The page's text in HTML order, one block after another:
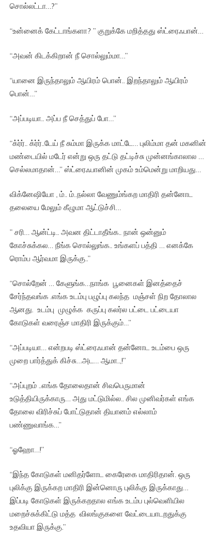
சொல்லட்டா…?”
“உன்னைக் கேட்டாங்களா? ” குறுக்கே மறித்தது ஸ்ட்ரைஃபான்…
“அவன் கிடக்கிறான் நீ சொல்லும்மா…”
“யானை இருந்தாலும் ஆயிரம் பொன்.. இறந்தாலும் ஆயிரம்
பொன்…”
“அப்படியா.. அப்ப நீ செத்துப் போ…”
“க்ர்ர்.. க்ர்ர்..டேய் நீ சும்மா இருக்க மாட்டே… புலிம்மா தன் மகனின்
மண்டையில் மடேர் என்று ஒரு தட்டு தட்டிச்சு முன்னங்காலால …
செல்லமாதான்…” ஸ்ட்ரைஃபானின் முகம் உம்மென்று மாறியது…
விக்னேஷியோ , ம்.. ம்..நல்லா வேணும்ங்கற மாதிரி தன்னோட
தலையை மேலும் கீழுமா ஆட்டுச்சி…
” சரி… ஆன்ட்டி.. அவன திட்டாதீங்க.. நான் ஒன்னும்
கோச்சுக்கல… நீங்க சொல்லுங்க.. உங்களப் பத்தி … எனக்கே
ரொம்ப ஆர்வமா இருக்கு..”
“சொல்றேன் … கேளுங்க…நாங்க பூனைகள் இனத்தைச்
சேர்ந்தவங்க .எங்க உடம்பு பழுப்பு கலந்த மஞ்சள் நிற தோலால
ஆனது. உடம்பு முழுக்க கருப்பு கலர்ல பட்டை பட்டையா
கோடுகள் வரைஞ்ச மாதிரி இருக்கும்…”
“அப்படியா… என்றபடி ஸ்ட்ரைஃபான் தன்னோட உடம்பை ஒரு
முறை பார்த்துக் கிச்சு…அட… ஆமா..,!”
“அப்புறம் ..எங்க தோலைதான் சிவபெருமான்
உடுத்தியிருக்காரு… அது மட்டுமில்ல.. சில முனிவர்கள் எங்க
தோலை விரிச்சுப் போட்டுதான் தியானம் எல்லாம்
பண்ணுவாங்க…”
“ஓஹோ…!”
“இந்த கோடுகள் மனிதர்ளோட கைரேகை மாதிரிதான். ஒரு
புலிக்கு இருக்கற மாதிரி இன்னொரு புலிக்கு இருக்காது…
இப்படி கோடுகள் இருக்கறதால எங்க உடம்ப புல்வெளியில
மறைச்சுக்கிட்டு மத்த விலங்குகளை வேட்டையாடறதுக்கு
உதவியா இருக்கு.”